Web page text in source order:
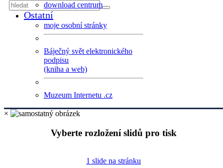
download centrum
Ostatní
moje osobní stránky
Báječný svět elektronického
podpisu
(kniha a web)
Muzeum Internetu .cz
×
Vyberte rozložení slidů pro tisk
1 slide na stránku